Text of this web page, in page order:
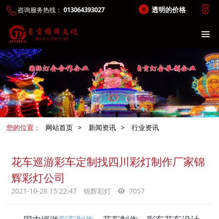
咨询服务热线： 013064393027 透明的价格
您的位置： 网站首页 > 新闻资讯 > 行业资讯
花车巡游彩车定制找四川彩灯制作厂家锦
辉彩灯公司
2021-10-28 15:22:47 锦辉彩灯 7057